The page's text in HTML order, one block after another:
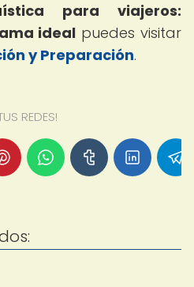
para viajeros:
ideal puedes visitar
y Preparación.
REDES!